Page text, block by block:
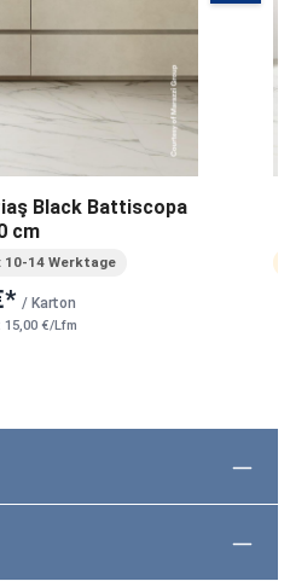
Black Battiscopa
cm
10-14 Werktage
/ Karton
€/Lfm